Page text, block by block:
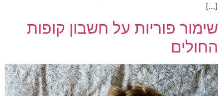
[…]
שימור פוריות על חשבון קופות
החולים